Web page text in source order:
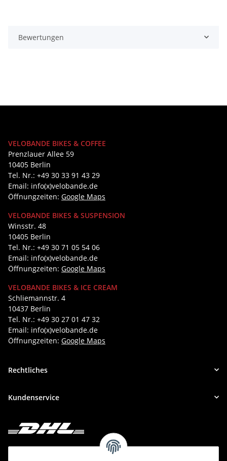
Bewertungen
VELOBANDE BIKES & COFFEE
Prenzlauer Allee 59
10405 Berlin
Tel. Nr.: +49 30 33 91 43 29
Email: info(x)velobande.de
Öffnungzeiten: Google Maps
VELOBANDE BIKES & SUSPENSION
Winsstr. 48
10405 Berlin
Tel. Nr.: +49 30 71 05 54 06
Email: info(x)velobande.de
Öffnungzeiten: Google Maps
VELOBANDE BIKES & ICE CREAM
Schliemannstr. 4
10437 Berlin
Tel. Nr.: +49 30 27 01 47 32
Email: info(x)velobande.de
Öffnungzeiten: Google Maps
Rechtliches
Kundenservice
Deine Bestellung versenden wir mit DHL!